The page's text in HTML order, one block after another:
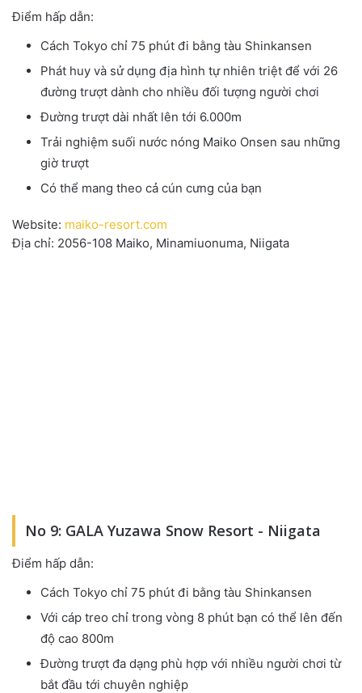
Điểm hấp dẫn:
Cách Tokyo chỉ 75 phút đi bằng tàu Shinkansen
Phát huy và sử dụng địa hình tự nhiên triệt để với 26
đường trượt dành cho nhiều đối tượng người chơi
Đường trượt dài nhất lên tới 6.000m
Trải nghiệm suối nước nóng Maiko Onsen sau những
giờ trượt
Có thể mang theo cả cún cưng của bạn
Website: maiko-resort.com
Địa chỉ: 2056-108 Maiko, Minamiuonuma, Niigata
No 9: GALA Yuzawa Snow Resort - Niigata
Điểm hấp dẫn:
Cách Tokyo chỉ 75 phút đi bằng tàu Shinkansen
Với cáp treo chỉ trong vòng 8 phút bạn có thể lên đến
độ cao 800m
Đường trượt đa dạng phù hợp với nhiều người chơi từ
bắt đầu tới chuyên nghiệp